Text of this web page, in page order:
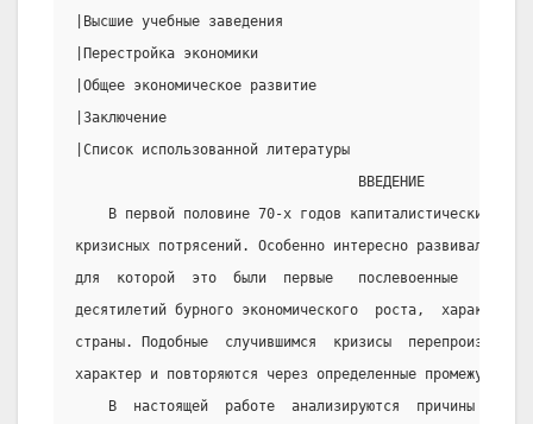
|Высшие учебные заведения
|Перестройка экономики
|Общее экономическое развитие
|Заключение
|Список использованной литературы
                                  ВВЕДЕНИЕ
В первой половине 70-х годов капиталистический
кризисных потрясений. Особенно интересно развивался
для  которой  это  были  первые   послевоенные
десятилетий бурного экономического  роста,
страны. Подобные  случившимся  кризисы
характер и повторяются через определенные промежутки
В  настоящей  работе  анализируются  причины  и